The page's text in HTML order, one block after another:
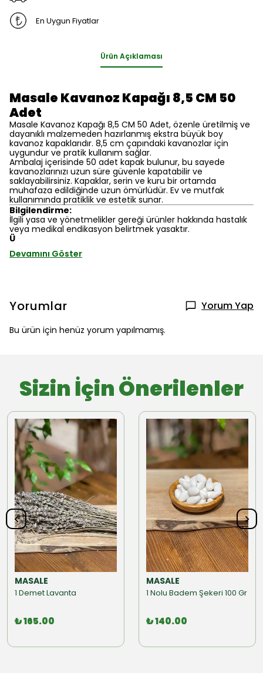
En Uygun Fiyatlar
Ürün Açıklaması
Masale Kavanoz Kapağı 8,5 CM 50
Adet
Masale Kavanoz Kapağı 8,5 CM 50 Adet, özenle üretilmiş ve
dayanıklı malzemeden hazırlanmış ekstra büyük boy
kavanoz kapaklarıdır. 8,5 cm çapındaki kavanozlar için
uygundur ve pratik kullanım sağlar.
Ambalaj içerisinde 50 adet kapak bulunur, bu sayede
kavanozlarınızı uzun süre güvenle kapatabilir ve
saklayabilirsiniz. Kapaklar, serin ve kuru bir ortamda
muhafaza edildiğinde uzun ömürlüdür. Ev ve mutfak
kullanımında pratiklik ve estetik sunar.
Bilgilendirme:
İlgili yasa ve yönetmelikler gereği ürünler hakkında hastalık
veya medikal endikasyon belirtmek yasaktır.
Ü
Devamını Göster
Yorumlar Yorum Yap
Bu ürün için henüz yorum yapılmamış.
Sizin İçin Önerilenler
MASALE
1 Demet Lavanta
₺ 165.00
MASALE
1 Nolu Badem Şekeri 100 Gr
₺ 140.00